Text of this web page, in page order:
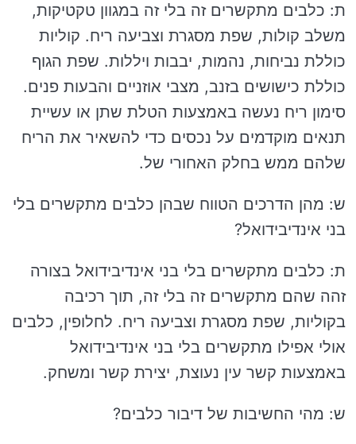
ת: כלבים מתקשרים זה בלי זה במגוון טקטיקות,
משלב קולות, שפת מסגרת וצביעה ריח. קוליות
כוללת נביחות, נהמות, יבבות ויללות. שפת הגוף
כוללת כישושים בזנב, מצבי אוזניים והבעות פנים.
סימון ריח נעשה באמצעות הטלת שתן או עשיית
תנאים מוקדמים על נכסים כדי להשאיר את הריח
שלהם ממש בחלק האחורי של.
ש: מהן הדרכים הטווח שבהן כלבים מתקשרים בלי
בני אינדיבידואל?
ת: כלבים מתקשרים בלי בני אינדיבידואל בצורה
זהה שהם מתקשרים זה בלי זה, תוך רכיבה
בקוליות, שפת מסגרת וצביעה ריח. לחלופין, כלבים
אולי אפילו מתקשרים בלי בני אינדיבידואל
באמצעות קשר עין נעוצת, יצירת קשר ומשחק.
ש: מהי החשיבות של דיבור כלבים?